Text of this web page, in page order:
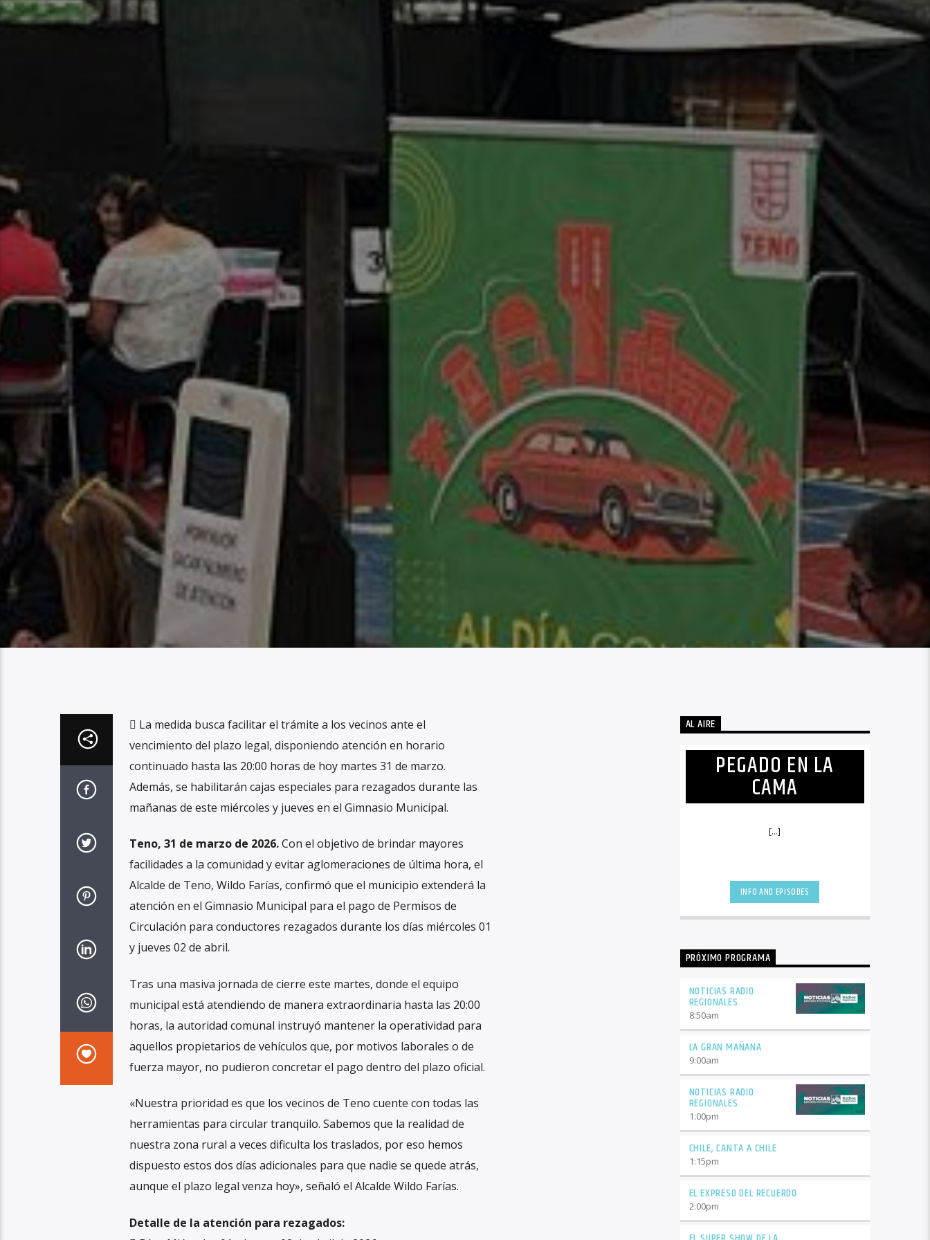
 La medida busca facilitar el trámite a los vecinos ante el
vencimiento del plazo legal, disponiendo atención en horario
continuado hasta las 20:00 horas de hoy martes 31 de marzo.
Además, se habilitarán cajas especiales para rezagados durante las
mañanas de este miércoles y jueves en el Gimnasio Municipal.
Teno, 31 de marzo de 2026.Con el objetivo de brindar mayores
facilidades a la comunidad y evitar aglomeraciones de última hora, el
Alcalde de Teno, Wildo Farías, confirmó que el municipio extenderá la
atención en el Gimnasio Municipal para el pago de Permisos de
Circulación para conductores rezagados durante los días miércoles 01
y jueves 02 de abril.
Tras una masiva jornada de cierre este martes, donde el equipo
municipal está atendiendo de manera extraordinaria hasta las 20:00
horas, la autoridad comunal instruyó mantener la operatividad para
aquellos propietarios de vehículos que, por motivos laborales o de
fuerza mayor, no pudieron concretar el pago dentro del plazo oficial.
«Nuestra prioridad es que los vecinos de Teno cuente con todas las
herramientas para circular tranquilo. Sabemos que la realidad de
nuestra zona rural a veces dificulta los traslados, por eso hemos
dispuesto estos dos días adicionales para que nadie se quede atrás,
aunque el plazo legal venza hoy», señaló el Alcalde Wildo Farías.
Detalle de la atención para rezagados:
AL AIRE
PEGADO EN LA
CAMA
[...]
INFO AND EPISODES
PRÓXIMO PROGRAMA
NOTICIAS RADIO
REGIONALES
8:50am
LA GRAN MAÑANA
9:00am
NOTICIAS RADIO
REGIONALES
1:00pm
CHILE, CANTA A CHILE
1:15pm
EL EXPRESO DEL RECUERDO
2:00pm